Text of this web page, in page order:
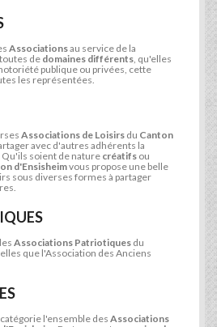
Associationsau service de la
de domaines différents , qu'elles
publique ou privées, cette
les représentées.
Associations de Loisirs du Canton
avec d'autres adhérents la
Qu'ils soient de nature créatifs ou
d'Ensisheimvous propose une belle
sous diverses formes à partager
Associations Patriotiques du
que l'Association des Anciens
l'ensemble des Associations